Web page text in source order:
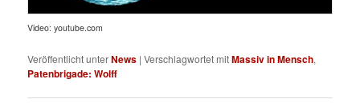
Video: youtube.com
Veröffentlicht unterNews |Verschlagwortet mitMassiv in Mensch,
Patenbrigade: Wolff